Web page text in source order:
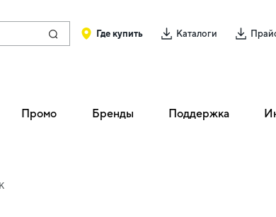
Где купить Каталоги
Промо Бренды Поддержка